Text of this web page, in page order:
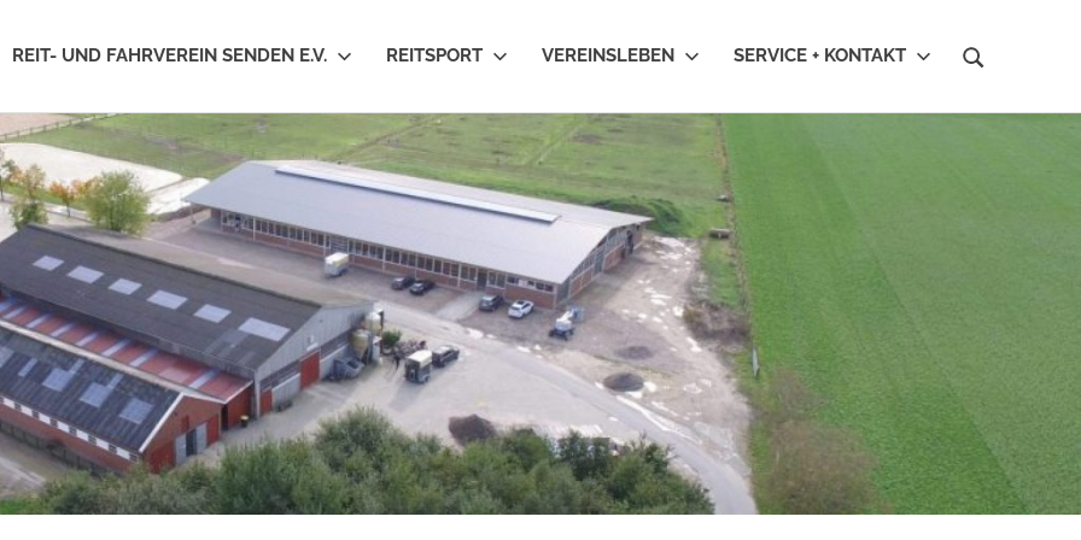
REIT- UND FAHRVEREIN SENDEN E.V. REITSPORT VEREINSLEBEN SERVICE + KONTAKT